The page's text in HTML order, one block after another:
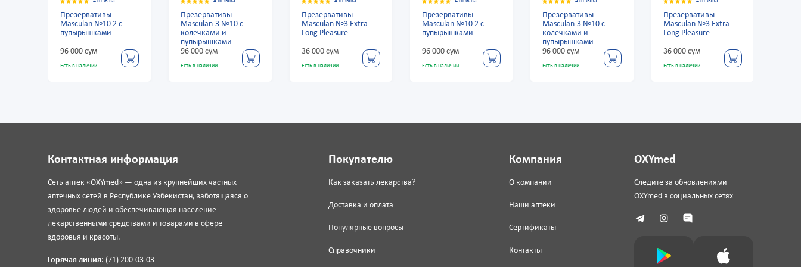
Презервативы
Masculan-3 №10 с
колечками и
96 000 сум
Есть в наличии
Презервативы
Masculan №3 Extra
36 000 сум
Есть в наличии
Презервативы
Masculan №10 2 с
пупырышками
96 000 сум
Есть в наличии
Презервативы
Masculan-3 №10 с
колечками и
96 000 сум
Есть в наличии
Презервативы
Masculan №3 Extra
36 000 сум
Есть в наличии
Презервативы
Masculan №10 2 с
пупырышками
96 000 сум
Есть в наличии
Контактная информация
Сеть аптек «OXYmed» — одна из крупнейших частных
аптечных сетей в Республике Узбекистан, заботящаяся о
здоровье людей и обеспечивающая население
лекарственными средствами и товарами в сфере
здоровья и красоты.
Горячая линия: (71) 200-03-03
Покупателю
Как заказать лекарства?
Доставка и оплата
Популярные вопросы
Справочники
Компания
О компании
Наши аптеки
Сертификаты
Контакты
OXYmed
Следите за обновлениями
OXYmed в социальных сетях